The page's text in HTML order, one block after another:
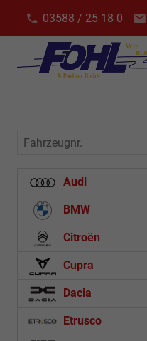
03588 / 25 18 0
Fahrzeugnr.
Audi
BMW
Citroën
Cupra
Dacia
Etrusco